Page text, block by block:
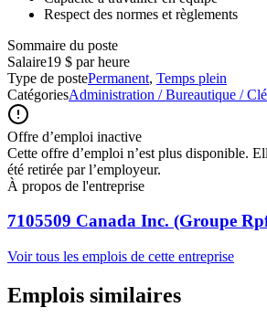
Respect des normes et règlements
Sommaire du poste
Salaire19 $ par heure
Type de postePermanent, Temps plein
CatégoriesAdministration / Bureautique /
Offre d’emploi inactive
Cette offre d’emploi n’est plus disponible.
été retirée par l’employeur.
À propos de l'entreprise
7105509 Canada Inc. (Groupe
Voir tous les emplois de cette entreprise
Emplois similaires